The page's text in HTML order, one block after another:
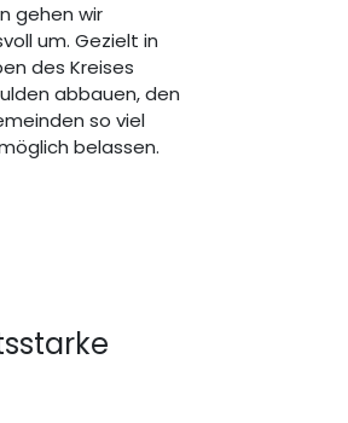
gehen wir
um. Gezielt in
des Kreises
abbauen, den
so viel
belassen.